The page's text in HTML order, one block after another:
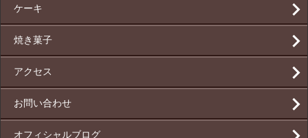
ケーキ
焼き菓子
アクセス
お問い合わせ
オフィシャルブログ